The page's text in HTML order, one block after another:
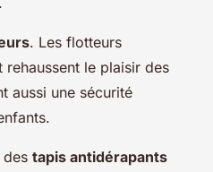
. Les flotteurs
le plaisir des
aussi une sécurité
des tapis antidérapants